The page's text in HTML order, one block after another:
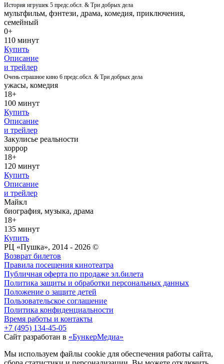
История игрушек 5 предс.обсл. & Три добрых дела
мультфильм, фэнтези, драма, комедия, приключения,
семейный
0+
110 минут
Купить
Описание
и трейлер
Очень страшное кино 6 предс.обсл. & Три добрых дела
ужасы, комедия
18+
100 минут
Купить
Описание
и трейлер
Закулисье реальности
хоррор
18+
120 минут
Купить
Описание
и трейлер
Майкл
биография, музыка, драма
18+
135 минут
Купить
РЦ «Пушка», 2014 - 2026 ©
Возврат билетов
Правила посещения кинотеатра
Публичная оферта по продаже эл.билета
Политика защиты и обработки персональных данных
Положение о защите детей
Пользовательское соглашение
Политика конфиденциальности
Время работы и контакты
+7 (495) 134-45-05
Сайт разработан в «БункерМедиа»
Мы используем файлы cookie для обеспечения работы сайта,